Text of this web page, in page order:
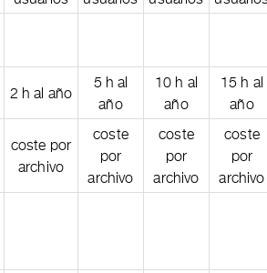
2 h al año
5 h al
año
10 h al
año
15 h al
año
coste por
archivo
coste
por
archivo
coste
por
archivo
coste
por
archivo